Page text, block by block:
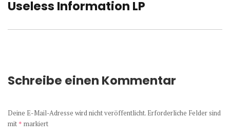
Beitrag:
Useless Information LP
Schreibe einen Kommentar
Deine E-Mail-Adresse wird nicht veröffentlicht. Erforderliche Felder sind
mit * markiert